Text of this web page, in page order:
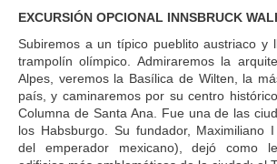
EXCURSIÓN OPCIONAL INNSBRUCK
Subiremos a un típico pueblito austriaco y
trampolín olímpico. Admiraremos la
Alpes, veremos la Basílica de Wilten, la
país, y caminaremos por su centro
Columna de Santa Ana. Fue una de las
los Habsburgo. Su fundador, Maximiliano
del emperador mexicano), dejó como